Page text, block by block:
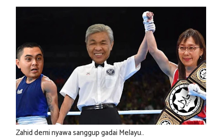
Zahid demi nyawa sanggup gadai Melayu..